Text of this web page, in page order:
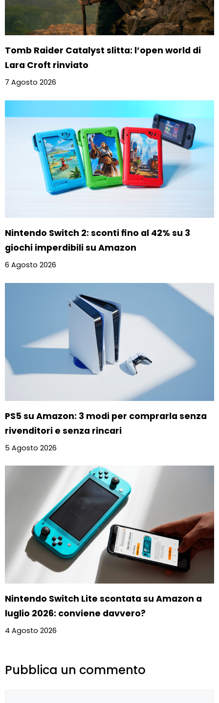
Tomb Raider Catalyst slitta: l’open world di
Lara Croft rinviato
7 Agosto 2026
Nintendo Switch 2: sconti fino al 42% su 3
giochi imperdibili su Amazon
6 Agosto 2026
PS5 su Amazon: 3 modi per comprarla senza
rivenditori e senza rincari
5 Agosto 2026
Nintendo Switch Lite scontata su Amazon a
luglio 2026: conviene davvero?
4 Agosto 2026
Pubblica un commento